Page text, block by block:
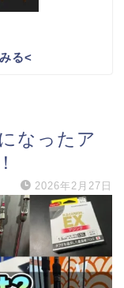
る<
なったア
2026年2月27日